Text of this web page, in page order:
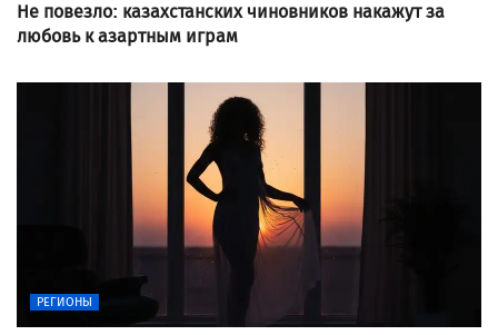
Не повезло: казахстанских чиновников накажут за
любовь к азартным играм
РЕГИОНЫ